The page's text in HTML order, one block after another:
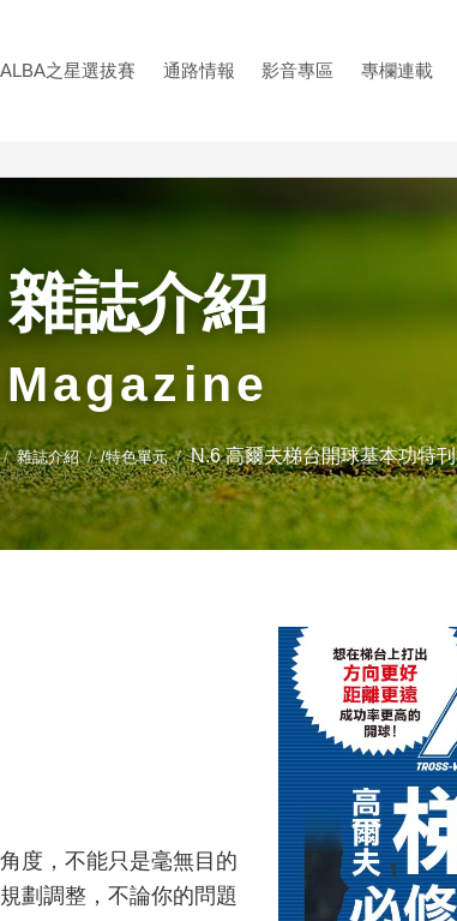
ALBA之星選拔賽 通路情報 影音專區 專欄連載
雜誌介紹
Magazine
雜誌介紹 /特色單元 N.6 高爾夫梯台開球基本功特刊
度，不能只是毫無目的
劃調整，不論你的問題